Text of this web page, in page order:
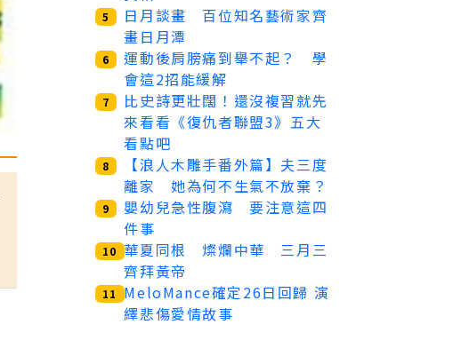
5
日月談畫 百位知名藝術家齊
畫日月潭
6
運動後肩膀痛到舉不起？ 學
會這2招能緩解
7
比史詩更壯闊！還沒複習就先
來看看《復仇者聯盟3》五大
看點吧
8
【浪人木雕手番外篇】夫三度
離家 她為何不生氣不放棄？
9
嬰幼兒急性腹瀉 要注意這四
件事
10 華夏同根 燦爛中華 三月三
齊拜黃帝
11
MeloMance確定26日回歸 演
繹悲傷愛情故事